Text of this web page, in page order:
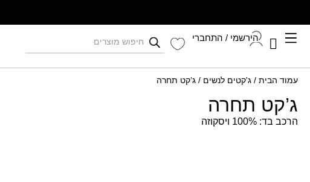
הירשמי / התחברי
עמוד הבית / ג'קטים לנשים / ג’קט תחרה
ג’קט תחרה
הרכב בד: 100% ויסקוזה